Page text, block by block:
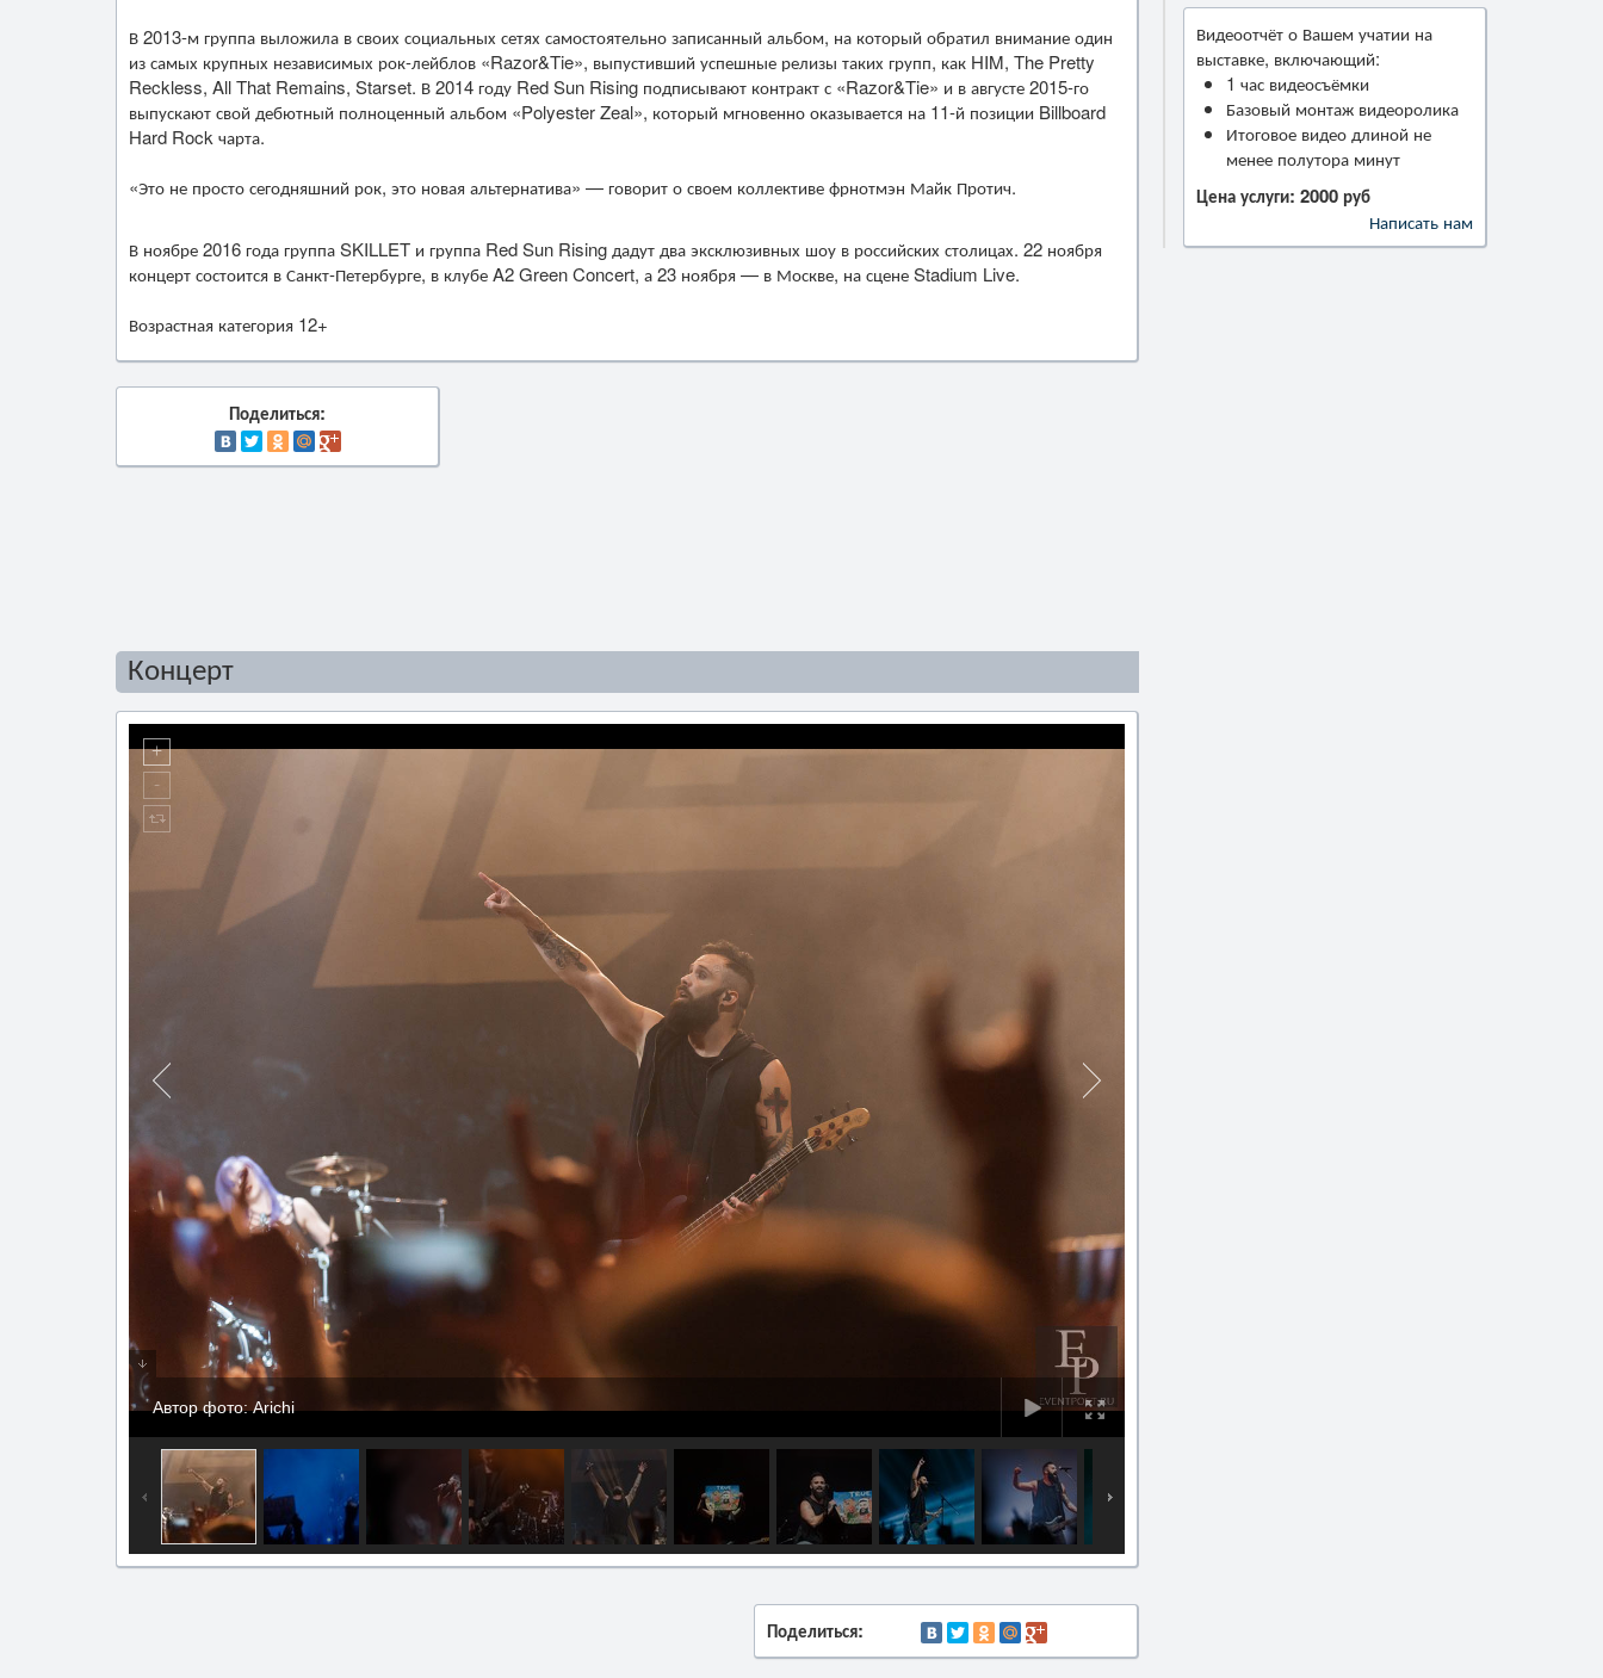
В 2013-м группа выложила в своих социальных сетях самостоятельно записанный альбом, на который обратил внимание один
из самых крупных независимых рок-лейблов «Razor&Tie», выпустивший успешные релизы таких групп, как HIM, The Pretty
Reckless, All That Remains, Starset. В 2014 году Red Sun Rising подписывают контракт с «Razor&Tie» и в августе 2015-го
выпускают свой дебютный полноценный альбом «Polyester Zeal», который мгновенно оказывается на 11-й позиции Billboard
Hard Rock чарта.
«Это не просто сегодняшний рок, это новая альтернатива» — говорит о своем коллективе фрнотмэн Майк Протич.
В ноябре 2016 года группа SKILLET и группа Red Sun Rising дадут два эксклюзивных шоу в российских столицах. 22 ноября
концерт состоится в Санкт-Петербурге, в клубе A2 Green Concert, а 23 ноября — в Москве, на сцене Stadium Live.
Возрастная категория 12+
Поделиться:
Концерт
Автор фото: Arichi
Поделиться:
Видеоотчёт о Вашем учатии на
выставке, включающий:
1 час видеосъёмки
Базовый монтаж видеоролика
Итоговое видео длиной не
менее полутора минут
Цена услуги: 2000 руб
Написать нам